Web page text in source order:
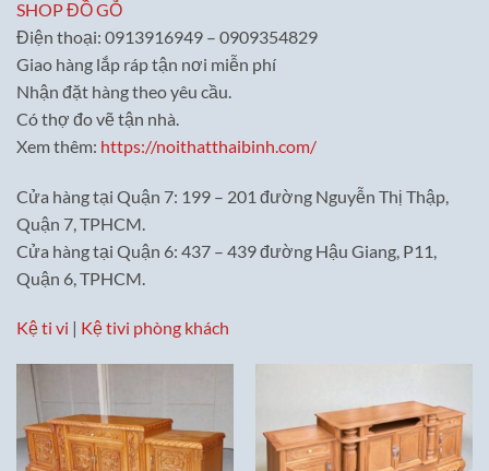
SHOP ĐỒ GỖ
Điện thoại: 0913916949 – 0909354829
Giao hàng lắp ráp tận nơi miễn phí
Nhận đặt hàng theo yêu cầu.
Có thợ đo vẽ tận nhà.
Xem thêm: https://noithatthaibinh.com/
Cửa hàng tại Quận 7: 199 – 201 đường Nguyễn Thị Thập,
Quận 7, TPHCM.
Cửa hàng tại Quận 6: 437 – 439 đường Hậu Giang, P11,
Quận 6, TPHCM.
Kệ ti vi | Kệ tivi phòng khách